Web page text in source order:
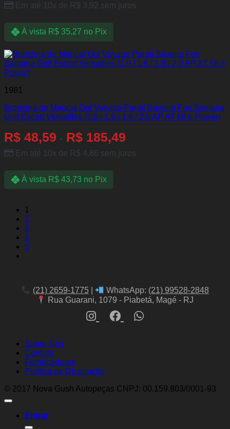
Em até 10x de R$ 3,92 sem juros
À vista R$35,27 no Pix
1981
Bronzina de Mancal Gol Voyage Parati Saveiro Fox Santana
Golf Escort Versailles (1.0 / 1.6 / 1.8 / 2.0 AP AT MI e Power)
R$ 48,59 - R$ 185,49
Em até 10x de R$ 4,86 sem juros
À vista R$43,73 no Pix
1
2
3
4
5
(21) 2659-1775| WhatsApp: (21) 99528-2848
Rua Guarani, 1079 - Piabetá, Magé - RJ
Sobre Nós
Contato
Fornecedores
Política de Devolução
© 2017 Nova Gush Autopeças CNPJ: 00.159.803/0001-93
Entrar